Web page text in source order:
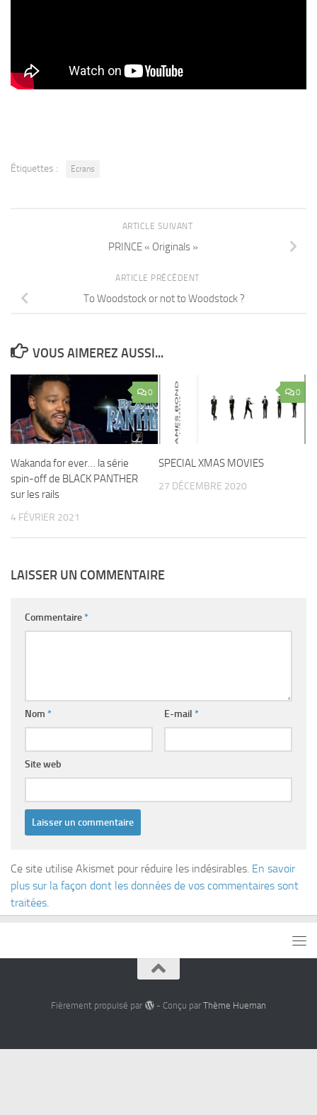
Étiquettes : Ecrans
ARTICLE SUIVANT
PRINCE « Originals »
ARTICLE PRÉCÉDENT
To Woodstock or not to Woodstock ?
VOUS AIMEREZ AUSSI...
0
Wakanda for ever… la série
spin-off de BLACK PANTHER
sur les rails
4 FÉVRIER 2021
0
SPECIAL XMAS MOVIES
27 DÉCEMBRE 2020
LAISSER UN COMMENTAIRE
Commentaire*
Nom * E-mail *
Site web
Ce site utilise Akismet pour réduire les indésirables. En savoir
plus sur la façon dont les données de vos commentaires sont
traitées
Fièrement propulsé par - Conçu par Thème Hueman